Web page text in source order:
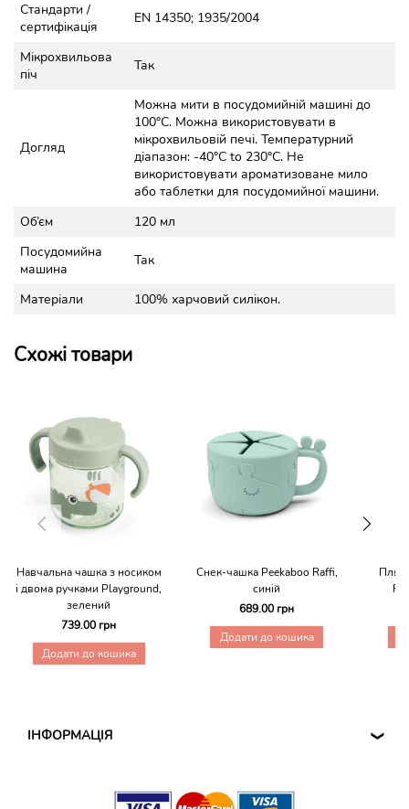
Стандарти /
сертифікація
EN 14350; 1935/2004
Мікрохвильова
піч
Так
Догляд
Можна мити в посудомийній машині до
100°C. Можна використовувати в
мікрохвильовій печі. Температурний
діапазон: -40°C to 230°C. Не
використовувати ароматизоване мило
або таблетки для посудомийної машини.
Об’єм
120 мл
Посудомийна
машина
Так
Матеріали 100% харчовий силікон.
Схожі товари
Навчальна чашка з носиком
і двома ручками Playground,
зелений
739.00 грн
Додати до кошика
Снек-чашка Peekaboo Raffi,
синій
689.00 грн
Додати до кошика
ІНФОРМАЦІЯ ❮